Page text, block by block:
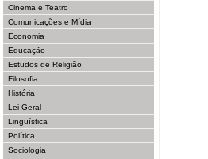
Cinema e Teatro
Comunicações e Mídia
Economia
Educação
Estudos de Religião
Filosofia
História
Lei Geral
Linguística
Política
Sociologia